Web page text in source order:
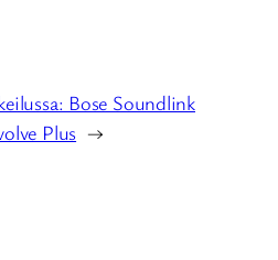
Bose Soundlink
Plus →